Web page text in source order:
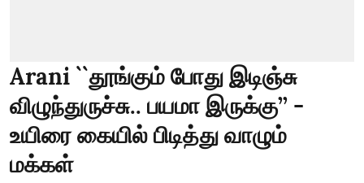
Arani ``தூங்கும் போது இடிஞ்சு
விழுந்துருச்சு.. பயமா இருக்கு’’ -
உயிரை கையில் பிடித்து வாழும்
மக்கள்